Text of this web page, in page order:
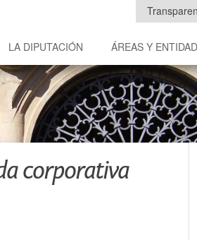
LA DIPUTACIÓN ÁREAS Y
corporativa